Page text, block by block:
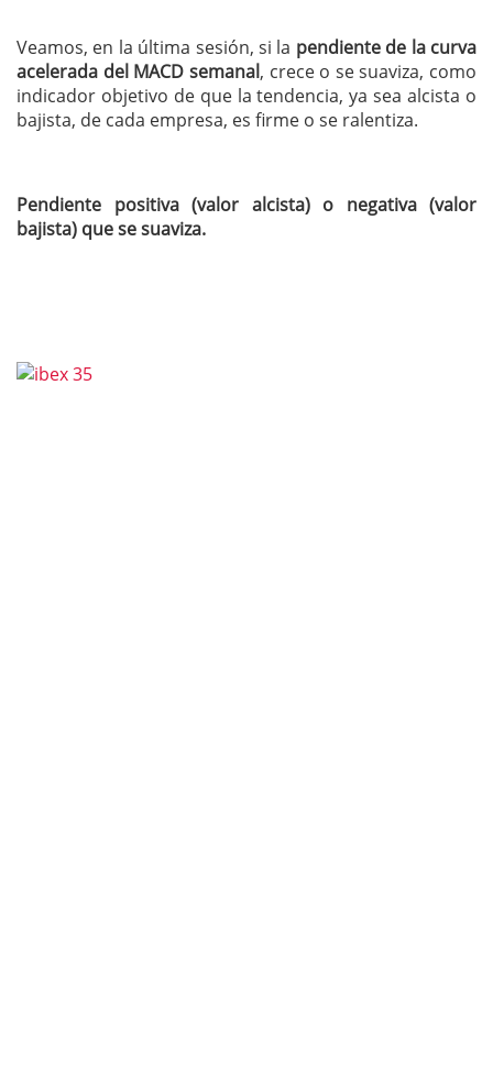
Veamos, en la última sesión, si la pendiente de la curva
acelerada del MACD semanal, crece o se suaviza, como
indicador objetivo de que la tendencia, ya sea alcista o
bajista, de cada empresa, es firme o se ralentiza.
Pendiente positiva (valor alcista) o negativa (valor
bajista) que se suaviza.